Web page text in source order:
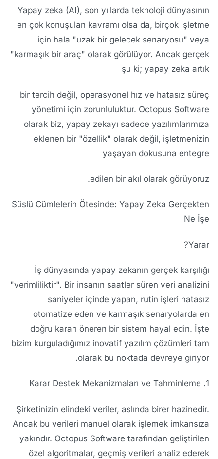
Yapay zeka (AI), son yıllarda teknoloji dünyasının
en çok konuşulan kavramı olsa da, birçok işletme
için hala "uzak bir gelecek senaryosu" veya
"karmaşık bir araç" olarak görülüyor. Ancak gerçek
şu ki; yapay zeka artık
bir tercih değil, operasyonel hız ve hatasız süreç
yönetimi için zorunluluktur. Octopus Software
olarak biz, yapay zekayı sadece yazılımlarımıza
eklenen bir "özellik" olarak değil, işletmenizin
yaşayan dokusuna entegre
edilen bir akıl olarak görüyoruz.
Süslü Cümlelerin Ötesinde: Yapay Zeka Gerçekten
Ne İşe
Yarar?
İş dünyasında yapay zekanın gerçek karşılığı
"verimliliktir". Bir insanın saatler süren veri analizini
saniyeler içinde yapan, rutin işleri hatasız
otomatize eden ve karmaşık senaryolarda en
doğru kararı öneren bir sistem hayal edin. İşte
bizim kurguladığımız inovatif yazılım çözümleri tam
olarak bu noktada devreye giriyor.
1. Karar Destek Mekanizmaları ve Tahminleme
Şirketinizin elindeki veriler, aslında birer hazinedir.
Ancak bu verileri manuel olarak işlemek imkansıza
yakındır. Octopus Software tarafından geliştirilen
özel algoritmalar, geçmiş verileri analiz ederek